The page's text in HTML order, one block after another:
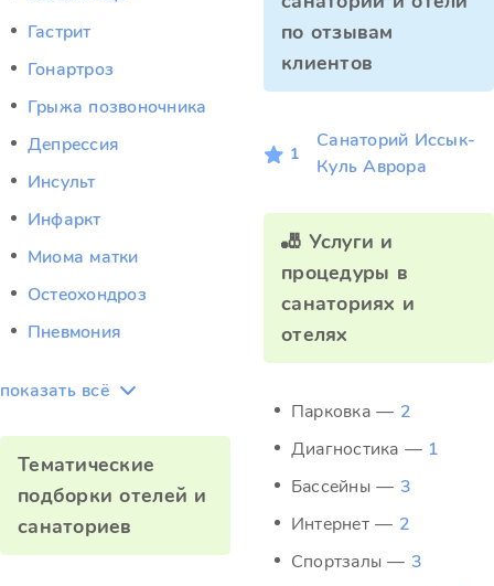
Гастрит
Гонартроз
Грыжа позвоночника
Депрессия
Инсульт
Инфаркт
Миома матки
Остеохондроз
Пневмония
показать всё
Тематические
подборки отелей и
санаториев
по отзывам
клиентов
1
Санаторий Иссык-
Куль Аврора
🎳 Услуги и
процедуры в
санаториях и
отелях
Парковка — 2
Диагностика — 1
Бассейны — 3
Интернет — 2
Спортзалы — 3